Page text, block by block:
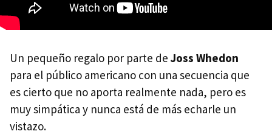
Un pequeño regalo por parte de Joss Whedon
para el público americano con una secuencia que
es cierto que no aporta realmente nada, pero es
muy simpática y nunca está de más echarle un
vistazo.